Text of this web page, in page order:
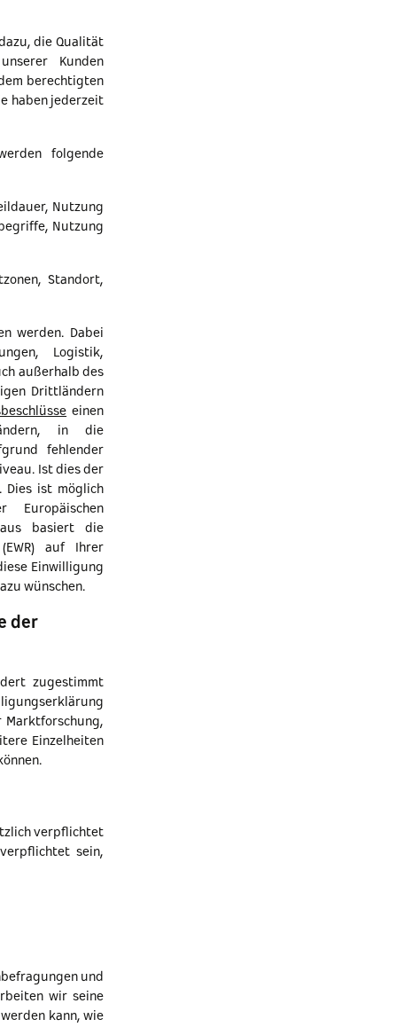
die Qualität
Kunden
berechtigten
haben jederzeit
folgende
Nutzung
Nutzung
Standort,
werden. Dabei
Logistik,
außerhalb des
Drittländern
einen
in die
fehlender
Ist dies der
Dies ist möglich
basiert die
auf Ihrer
Einwilligung
wünschen.
der
zugestimmt
Marktforschung,
Einzelheiten
verpflichtet
sein,
und
wir seine
kann, wie